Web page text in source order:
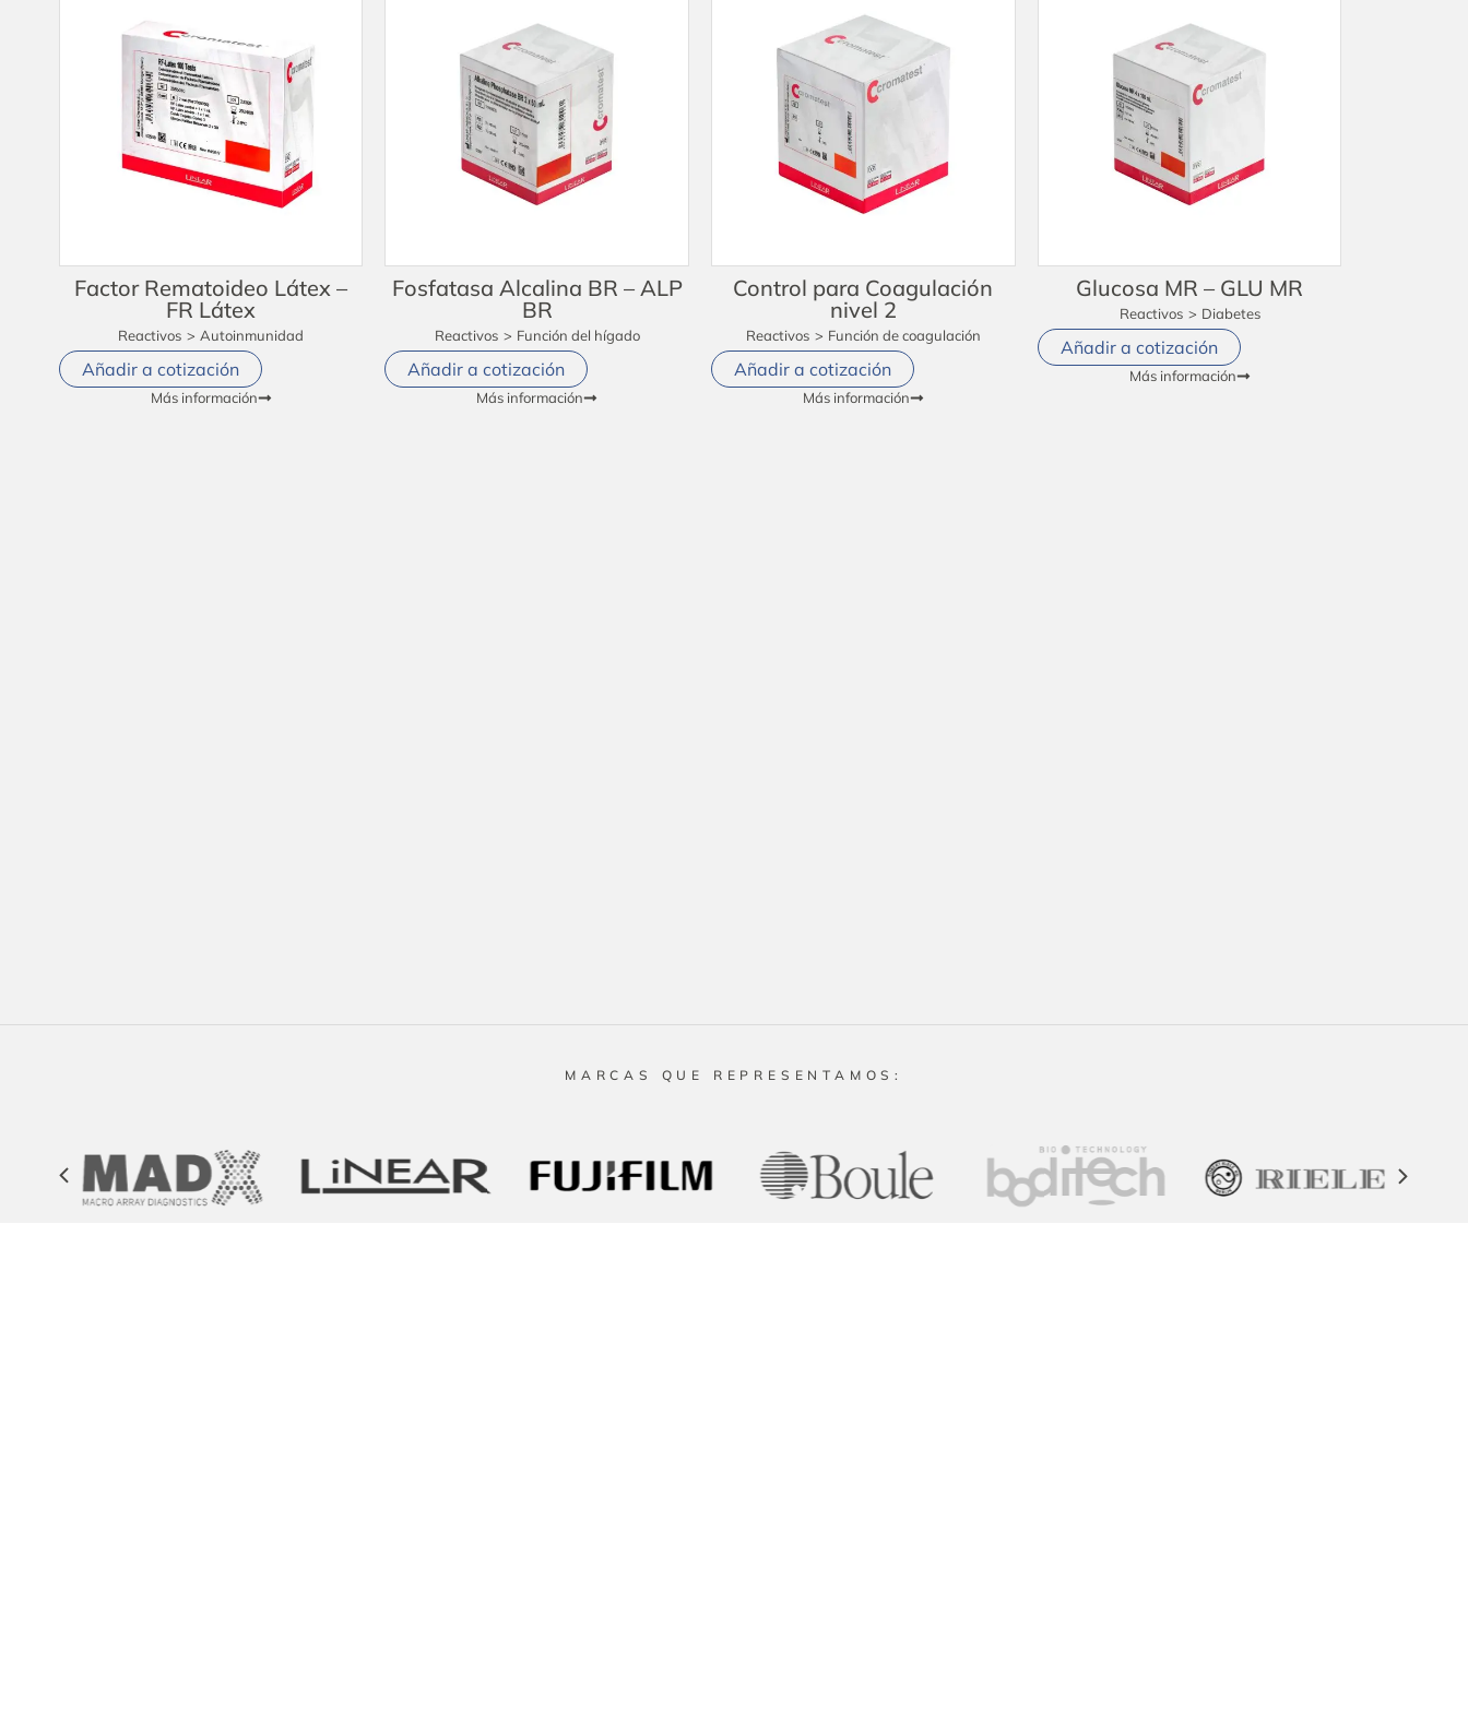
Factor Rematoideo Látex –
FR Látex
Reactivos > Autoinmunidad
Añadir a cotización
Más información
Fosfatasa Alcalina BR – ALP
BR
Reactivos > Función del hígado
Añadir a cotización
Más información
Control para Coagulación
nivel 2
Reactivos > Función de coagulación
Añadir a cotización
Más información
Glucosa MR – GLU MR
Reactivos > Diabetes
Añadir a cotización
Más información
MARCAS QUE REPRESENTAMOS: